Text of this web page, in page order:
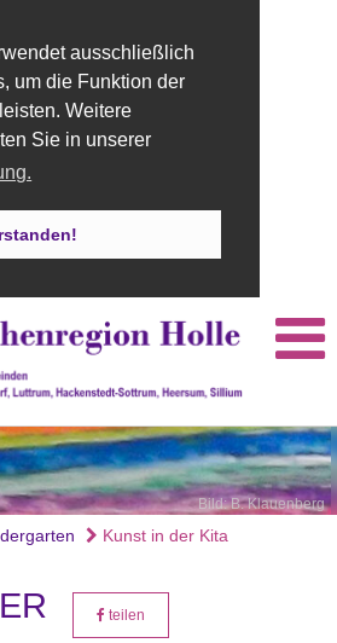
ausschließlich
um die Funktion der
Weitere
Sie in unserer
Bild: B. Klauenberg
Kunst in der Kita
teilen